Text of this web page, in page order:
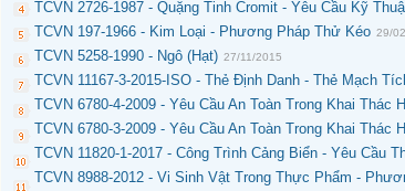
TCVN 2726-1987 - Quặng Tinh Cromit - Yêu Cầu Kỹ
TCVN 197-1966 - Kim Loại - Phương Pháp Thử Kéo 29/
TCVN 5258-1990 - Ngô (Hạt) 27/11/2015
TCVN 11167-3-2015-ISO - Thẻ Định Danh - Thẻ Mạch
TCVN 6780-4-2009 - Yêu Cầu An Toàn Trong Khai Thác
TCVN 6780-3-2009 - Yêu Cầu An Toàn Trong Khai Thác
TCVN 11820-1-2017 - Công Trình Cảng Biển - Yêu Cầu
TCVN 8988-2012 - Vi Sinh Vật Trong Thực Phẩm -